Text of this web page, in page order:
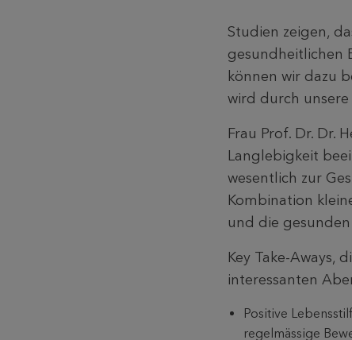
Studien zeigen,
gesundheitlichen
können wir dazu
wird durch
Frau Prof. Dr. Dr.
Langlebigkeit
wesentlich zur
Kombination
und die
Key Take-Aways,
interessanten
Positive
regelmässige